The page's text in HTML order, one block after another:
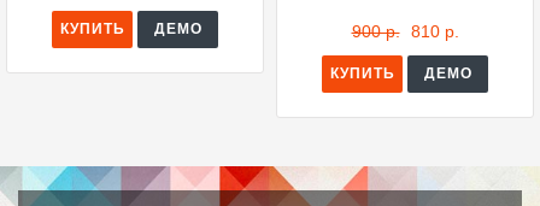
КУПИТЬ ДЕМО 900 р. 810 р.
КУПИТЬ ДЕМО